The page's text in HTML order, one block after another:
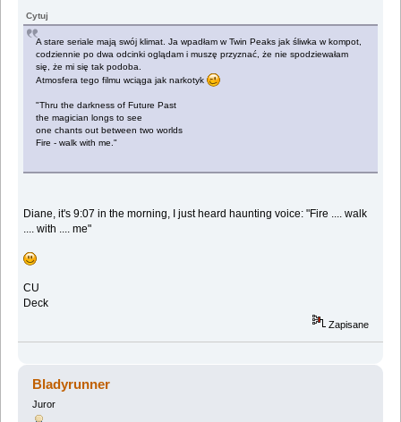
Cytuj
A stare seriale mają swój klimat. Ja wpadłam w Twin Peaks jak śliwka w kompot,
codziennie po dwa odcinki oglądam i muszę przyznać, że nie spodziewałam
się, że mi się tak podoba.
Atmosfera tego filmu wciąga jak narkotyk
"Thru the darkness of Future Past
the magician longs to see
one chants out between two worlds
Fire - walk with me."
Diane, it's 9:07 in the morning, I just heard haunting voice: "Fire .... walk
.... with .... me"
CU
Deck
Zapisane
Bladyrunner
Juror